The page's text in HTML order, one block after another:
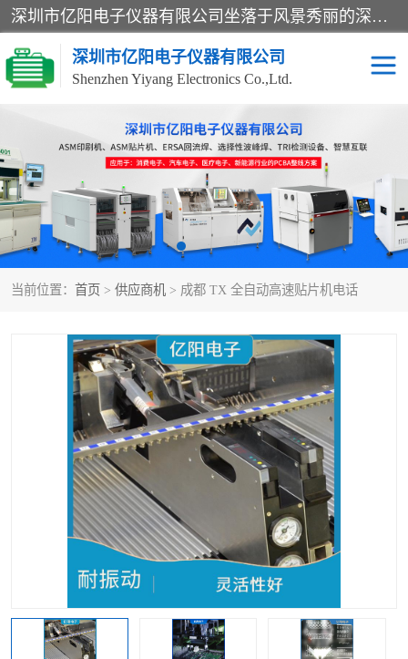
深圳市亿阳电子仪器有限公司坐落于风景秀丽的深圳市光明区，集SMT设备销售务为一体，努力为客户提供电子装配解决方案。与行业**SMT设备厂商：ASM（印刷机，锡膏检查机，贴片机），德国ERSA（爱莎）建立了稳固的代理合作关系，销售的设备一直保持**电子装配行业未来发展方向，能够满足客户各种繁杂产品的生产应用。
深圳市亿阳电子仪器有限公司
Shenzhen Yiyang Electronics Co.,Ltd.
当前位置： 首页 > 供应商机 > 成都 TX 全自动高速贴片机电话
SX全自动高速贴片机 E系列中速贴片机
NeoHorizon全自动锡膏印
刷机
选择性波峰焊
VERSAFLOW-335
回流焊HOTFLOW 3/20e 波峰焊
BGA返修台HR600/2 自动光学检测TR7700QE
自动X射线检测机TR7600 组装电路板测试机
TR5001
自动光学检测TR7710 XS全自动高速贴片机
TX 全自动高速贴片机